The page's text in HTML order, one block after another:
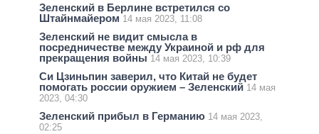
Зеленский в Берлине встретился со
Штайнмайером 14 мая 2023, 11:08
Зеленский не видит смысла в
посредничестве между Украиной и рф для
прекращения войны 14 мая 2023, 10:39
Си Цзиньпин заверил, что Китай не будет
помогать россии оружием – Зеленский 14 мая
2023, 04:30
Зеленский прибыл в Германию 14 мая 2023,
02:25